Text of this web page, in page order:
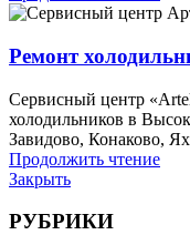
Ремонт
Сервисный центр
холодильников в
Завидово, Конаково,
Продолжить чтение
Закрыть
РУБРИКИ